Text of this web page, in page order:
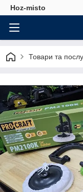
Hoz-misto
Товари та